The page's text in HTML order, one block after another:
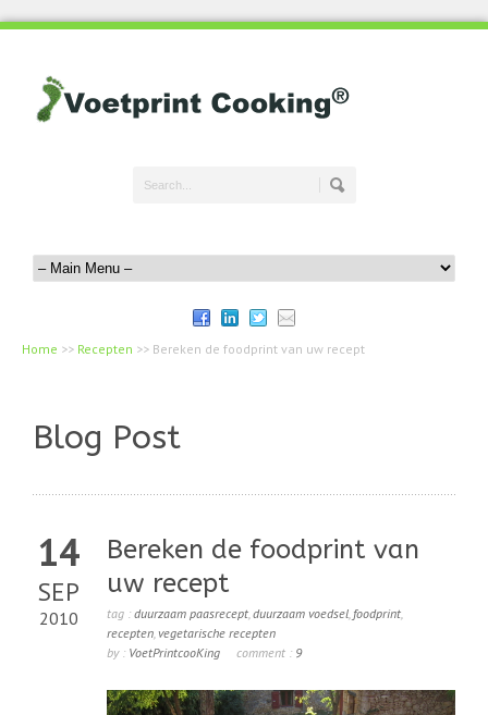
Home >> Recepten >> Bereken de foodprint van uw recept
Blog Post
14
SEP
2010
Bereken de foodprint van
uw recept
tag : duurzaam paasrecept,duurzaam voedsel, foodprint,
recepten,vegetarische recepten
by : VoetPrintcooKing comment : 9